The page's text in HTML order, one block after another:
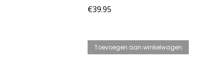
€39.95
Toevoegen aan winkelwagen